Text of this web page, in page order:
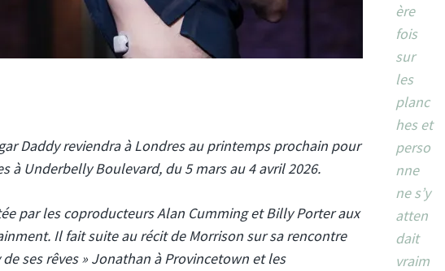
Daddy reviendra à Londres au printemps prochain pour
à Underbelly Boulevard, du 5 mars au 4 avril 2026.
par les coproducteurs Alan Cumming et Billy Porter aux
Il fait suite au récit de Morrison sur sa rencontre
ses rêves » Jonathan à Provincetown et les
ère
fois
sur
les
planc
hes et
perso
nne
ne s’y
atten
dait
vraim